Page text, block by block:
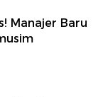
Manajer Baru